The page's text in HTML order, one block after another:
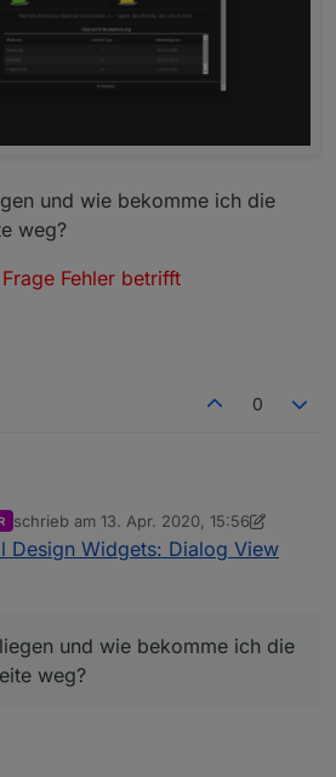
und wie bekomme ich die
weg?
Fehler betrifft
0
Verhalten deines Widgets
der Inhalt des Widgets nach
schrieb am 13. Apr. 2020, 15:56
zuletzt editiert von Scrounger
Design Widgets: Dialog View
und wie bekomme ich die
weg?